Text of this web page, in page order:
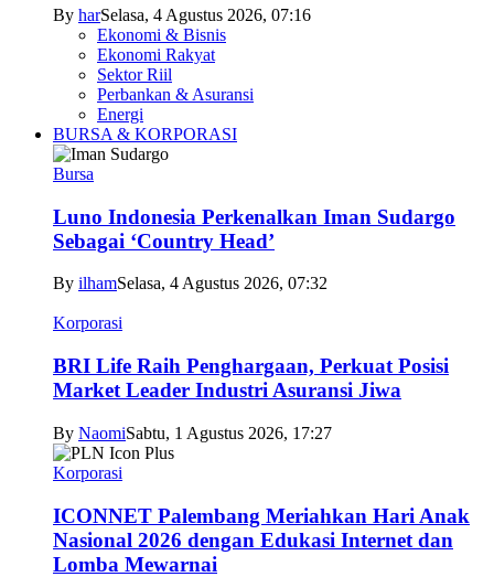
By harSelasa, 4 Agustus 2026, 07:16
Ekonomi & Bisnis
Ekonomi Rakyat
Sektor Riil
Perbankan & Asuransi
Energi
BURSA & KORPORASI
Bursa
Luno Indonesia Perkenalkan Iman Sudargo
Sebagai ‘Country Head’
By ilhamSelasa, 4 Agustus 2026, 07:32
Korporasi
BRI Life Raih Penghargaan, Perkuat Posisi
Market Leader Industri Asuransi Jiwa
By NaomiSabtu, 1 Agustus 2026, 17:27
Korporasi
ICONNET Palembang Meriahkan Hari Anak
Nasional 2026 dengan Edukasi Internet dan
Lomba Mewarnai